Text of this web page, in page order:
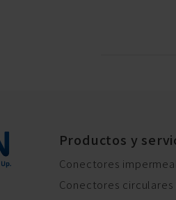
Productos y
Conectores
Conectores